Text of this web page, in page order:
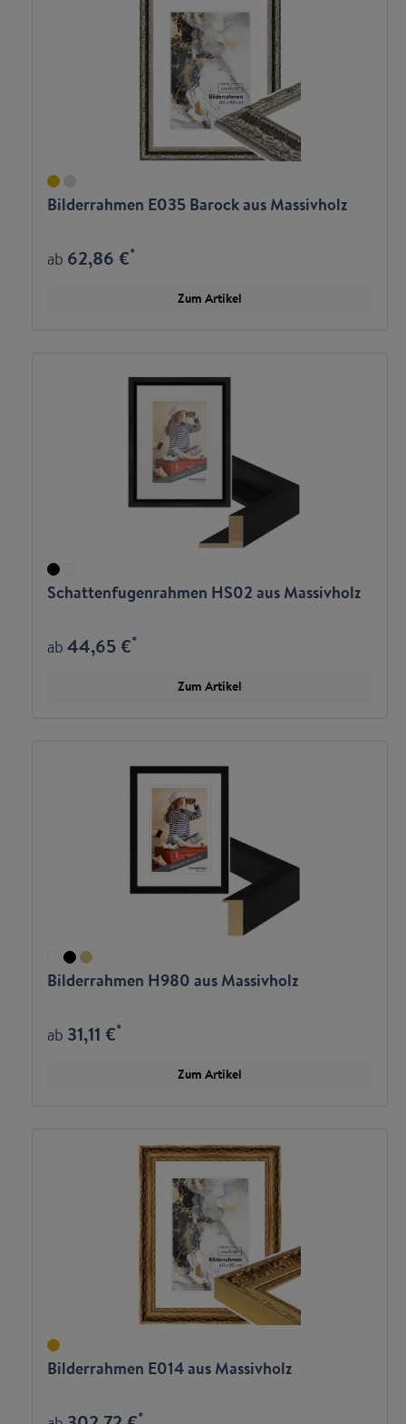
Bilderrahmen E035 Barock aus Massivholz
ab 62,86 €*
Zum Artikel
Schattenfugenrahmen HS02 aus Massivholz
ab44,65 €*
Zum Artikel
Bilderrahmen H980 aus Massivholz
ab 31,11 €*
Zum Artikel
Bilderrahmen E014 aus Massivholz
*